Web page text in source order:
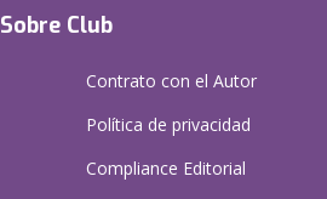
Sobre Club
Contrato con el Autor
Política de privacidad
Compliance Editorial